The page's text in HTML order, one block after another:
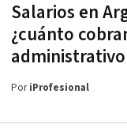
Salarios en
¿cuánto
PoriProfesional